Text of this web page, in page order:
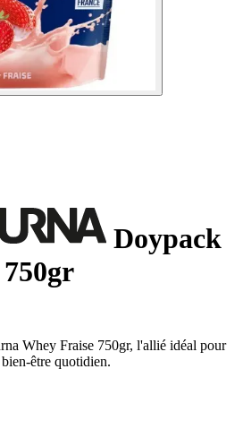
Doypack
Whey Fraise 750gr, l'allié idéal pour
être quotidien.